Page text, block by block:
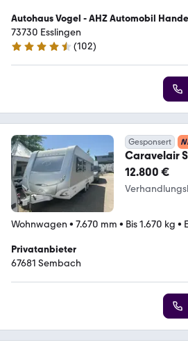
Autohaus Vogel - AHZ Automobil
GmbH
73730 Esslingen
4.4 Sterne
(102)
Gesponsert
Caravelair
12.800 €
Wohnwagen • 7.670 mm • Bis 1.670 kg •
Privatanbieter
67681 Sembach